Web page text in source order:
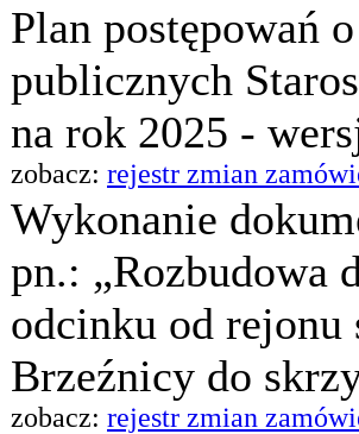
Plan postępowań
publicznych
na rok 2025 -
zobacz: rejestr zmian
Wykonanie
pn.: „Rozbudowa
odcinku od rejonu
Brzeźnicy do
zobacz: rejestr zmian